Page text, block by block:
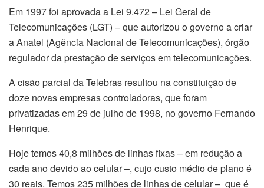
Em 1997 foi aprovada a Lei 9.472 – Lei Geral de
Telecomunicações (LGT) – que autorizou o governo a criar
a Anatel (Agência Nacional de Telecomunicações), órgão
regulador da prestação de serviços em telecomunicações.
A cisão parcial da Telebras resultou na constituição de
doze novas empresas controladoras, que foram
privatizadas em 29 de julho de 1998, no governo Fernando
Henrique.
Hoje temos 40,8 milhões de linhas fixas – em redução a
cada ano devido ao celular –, cujo custo médio de plano é
30 reais. Temos 235 milhões de linhas de celular – que é